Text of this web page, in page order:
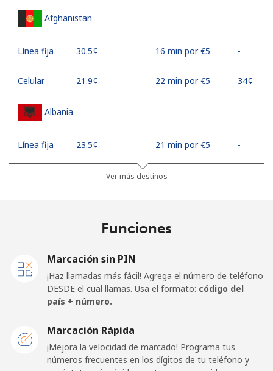
Afghanistan
Línea fija ⁦30.5¢⁩ 16 min por ⁦€5⁩ -
Celular ⁦21.9¢⁩ 22 min por ⁦€5⁩ ⁦34¢⁩
Albania
Línea fija ⁦23.5¢⁩ 21 min por ⁦€5⁩ -
11 min por ⁦€5⁩
Celular
American Samoa
Línea fija ⁦17.5¢⁩
⁦19.5¢⁩ 25 min por ⁦€5⁩ -
Ver más destinos
Funciones
Marcación sin PIN
¡Haz llamadas más fácil! Agrega el número de teléfono
DESDE el cual llamas. Usa el formato: código del
país + número.
Marcación Rápida
¡Mejora la velocidad de marcado! Programa tus
números frecuentes en los dígitos de tu teléfono y